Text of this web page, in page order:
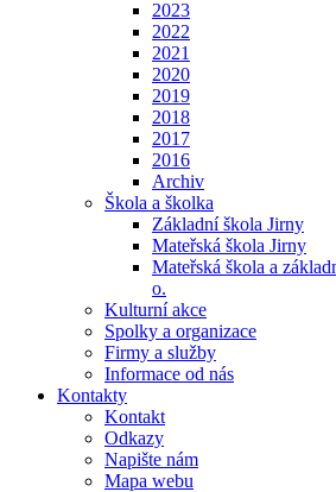
2023
2022
2021
2020
2019
2018
2017
2016
Archiv
Škola a školka
Základní škola Jirny
Mateřská škola Jirny
Mateřská škola a
o.
Kulturní akce
Spolky a organizace
Firmy a služby
Informace od nás
Kontakty
Kontakt
Odkazy
Napište nám
Mapa webu